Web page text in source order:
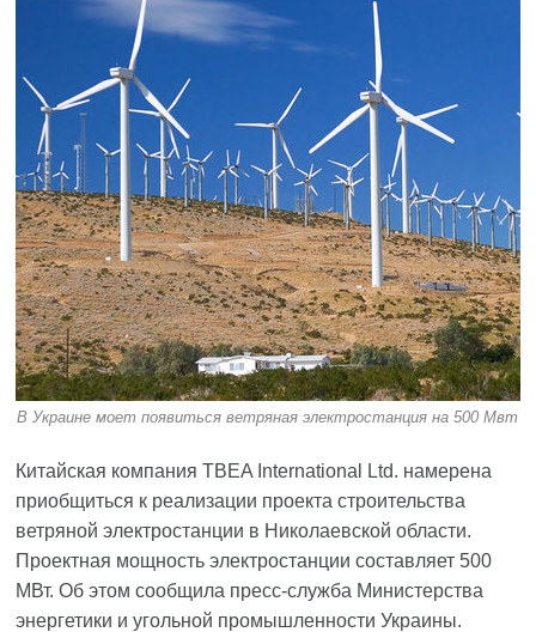
В Украине моет появиться ветряная электростанция на 500 Мвт
Китайская компания TBEA International Ltd. намерена
приобщиться к реализации проекта строительства
ветряной электростанции в Николаевской области.
Проектная мощность электростанции составляет 500
МВт. Об этом сообщила пресс-служба Министерства
энергетики и угольной промышленности Украины.